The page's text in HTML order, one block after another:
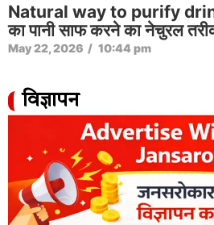
Natural way to purify
का पानी साफ करने का नेचुरल
May 22, 2026 / 10:44 pm
विज्ञापन